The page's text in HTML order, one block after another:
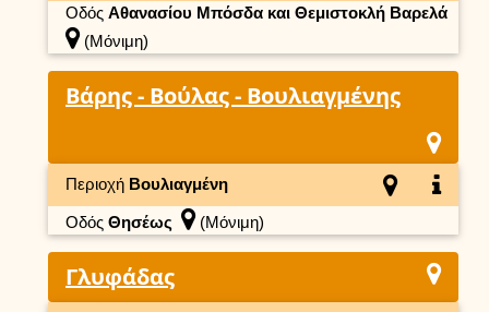
Οδός Αθανασίου Μπόσδα και Θεμιστοκλή Βαρελά
(Μόνιμη)
Βάρης - Βούλας - Βουλιαγμένης
Περιοχή Βουλιαγμένη
Οδός Θησέως (Μόνιμη)
Γλυφάδας